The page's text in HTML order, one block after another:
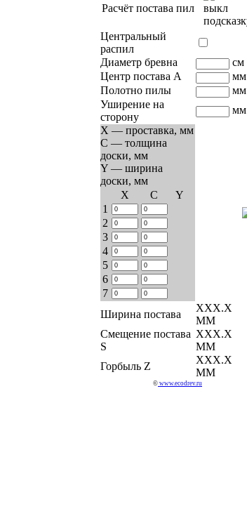
Расчёт постава пил
Центральный
распил
Диаметр бревна
см
Центр постава A
мм
Полотно пилы
мм
Уширение на
сторону
мм
X — проставка, мм
C — толщина
доски, мм
Y — ширина
доски, мм
Х
C
Y
1
2
3
4
5
6
7
Ширина постава
ХХХ.Х
ММ
Смещение постава
S
ХХХ.Х
ММ
Горбыль Z
ХХХ.Х
ММ
© www.ecodrev.ru